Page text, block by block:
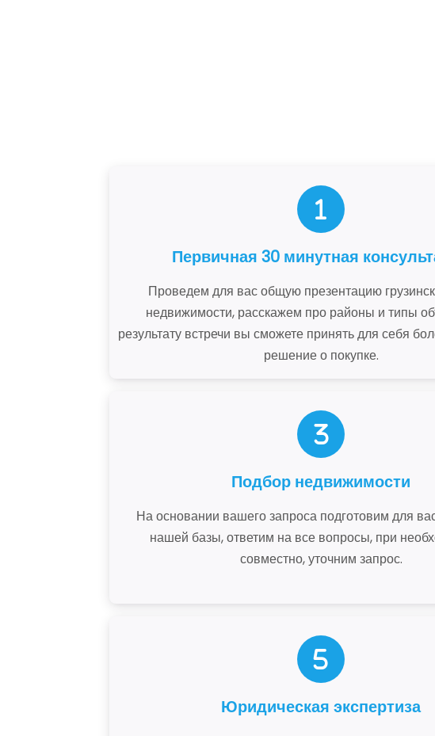
Первичная 30 минутная
Проведем для вас общую презентацию
недвижимости, расскажем про районы и типы
результату встречи вы сможете принять для себя
решение о покупке.
Подбор недвижимости
На основании вашего запроса подготовим для
нашей базы, ответим на все вопросы, при
совместно, уточним запрос.
Юридическая экспертиза